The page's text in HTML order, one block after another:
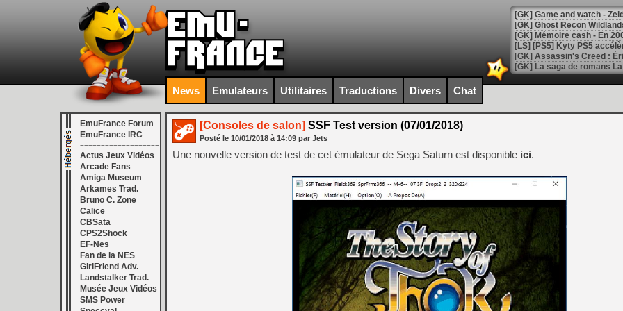
[Mo5] DOOM arrive en
[GK] Bethesda fête les 30
[GK] Roblox : l'action en
[GK] Agenda - GeForce
[GK] Devolver Digital en a
[LS] [PS5] ps5-y2jb-
[GK] Pourquoi Marvel
[GK] Test : Restory : Chill
[GK] GTA 6 : Rockstar
[GK] Hot Wheels Infinite
[GK] Mémoire cash -
[GK] Résultats Nintendo :
[GK] Déjà des
[Mo5] Brickboy cherche à
[GK] Minecraft et ses «
News Emulateurs Utilitaires Traductions Divers Chat
EmuFrance Forum
EmuFrance IRC
===================
Actus Jeux Vidéos
Arcade Fans
Amiga Museum
Arkames Trad.
Bruno C. Zone
Calice
CBSata
CPS2Shock
EF-Nes
Fan de la NES
GirlFriend Adv.
Landstalker Trad.
Musée Jeux Vidéos
SMS Power
[Consoles de salon] SSF Test version (07/01/2018)
Posté le 10/01/2018 à 14:09 par Jets
Une nouvelle version de test de cet émulateur de Sega Saturn est disponible ici.